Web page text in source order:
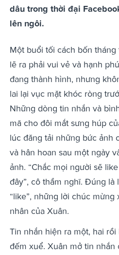
dâu trong thời đại
lên ngôi.
Một buổi tối cách bốn
lẽ ra phải vui vẻ và hạnh
đang thành hình, nhưng
lai lại vục mặt khóc ròng
Những dòng tin nhắn và
mã cho đôi mắt sưng húp
lúc đăng tải những bức ảnh
và hân hoan sau một ngày
ảnh. “Chắc mọi người sẽ
đây”, cô thầm nghĩ. Đúng là
“like”, những lời chúc
nhân của Xuân.
Tin nhắn hiện ra một, hai
đếm xuể. Xuân mở tin nhắn